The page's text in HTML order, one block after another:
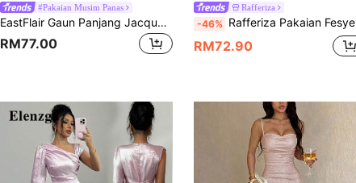
#Pakaian Musim Panas
EastFlair Gaun Panjang Jacquard Elegan untuk Wanita untuk Majlis
RM77.00
Rafferiza
-46% Rafferiza Pakaian Fesyen Elegan labuci lengan panjang warna pepejal wanita
RM72.90